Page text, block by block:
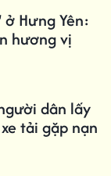
Hưng Yên:
hương vị
dân lấy
tải gặp nạn